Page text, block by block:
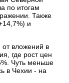
по итогам
Также
и
от вложений в
где рост цен
Чуть меньше
в Чехии - на